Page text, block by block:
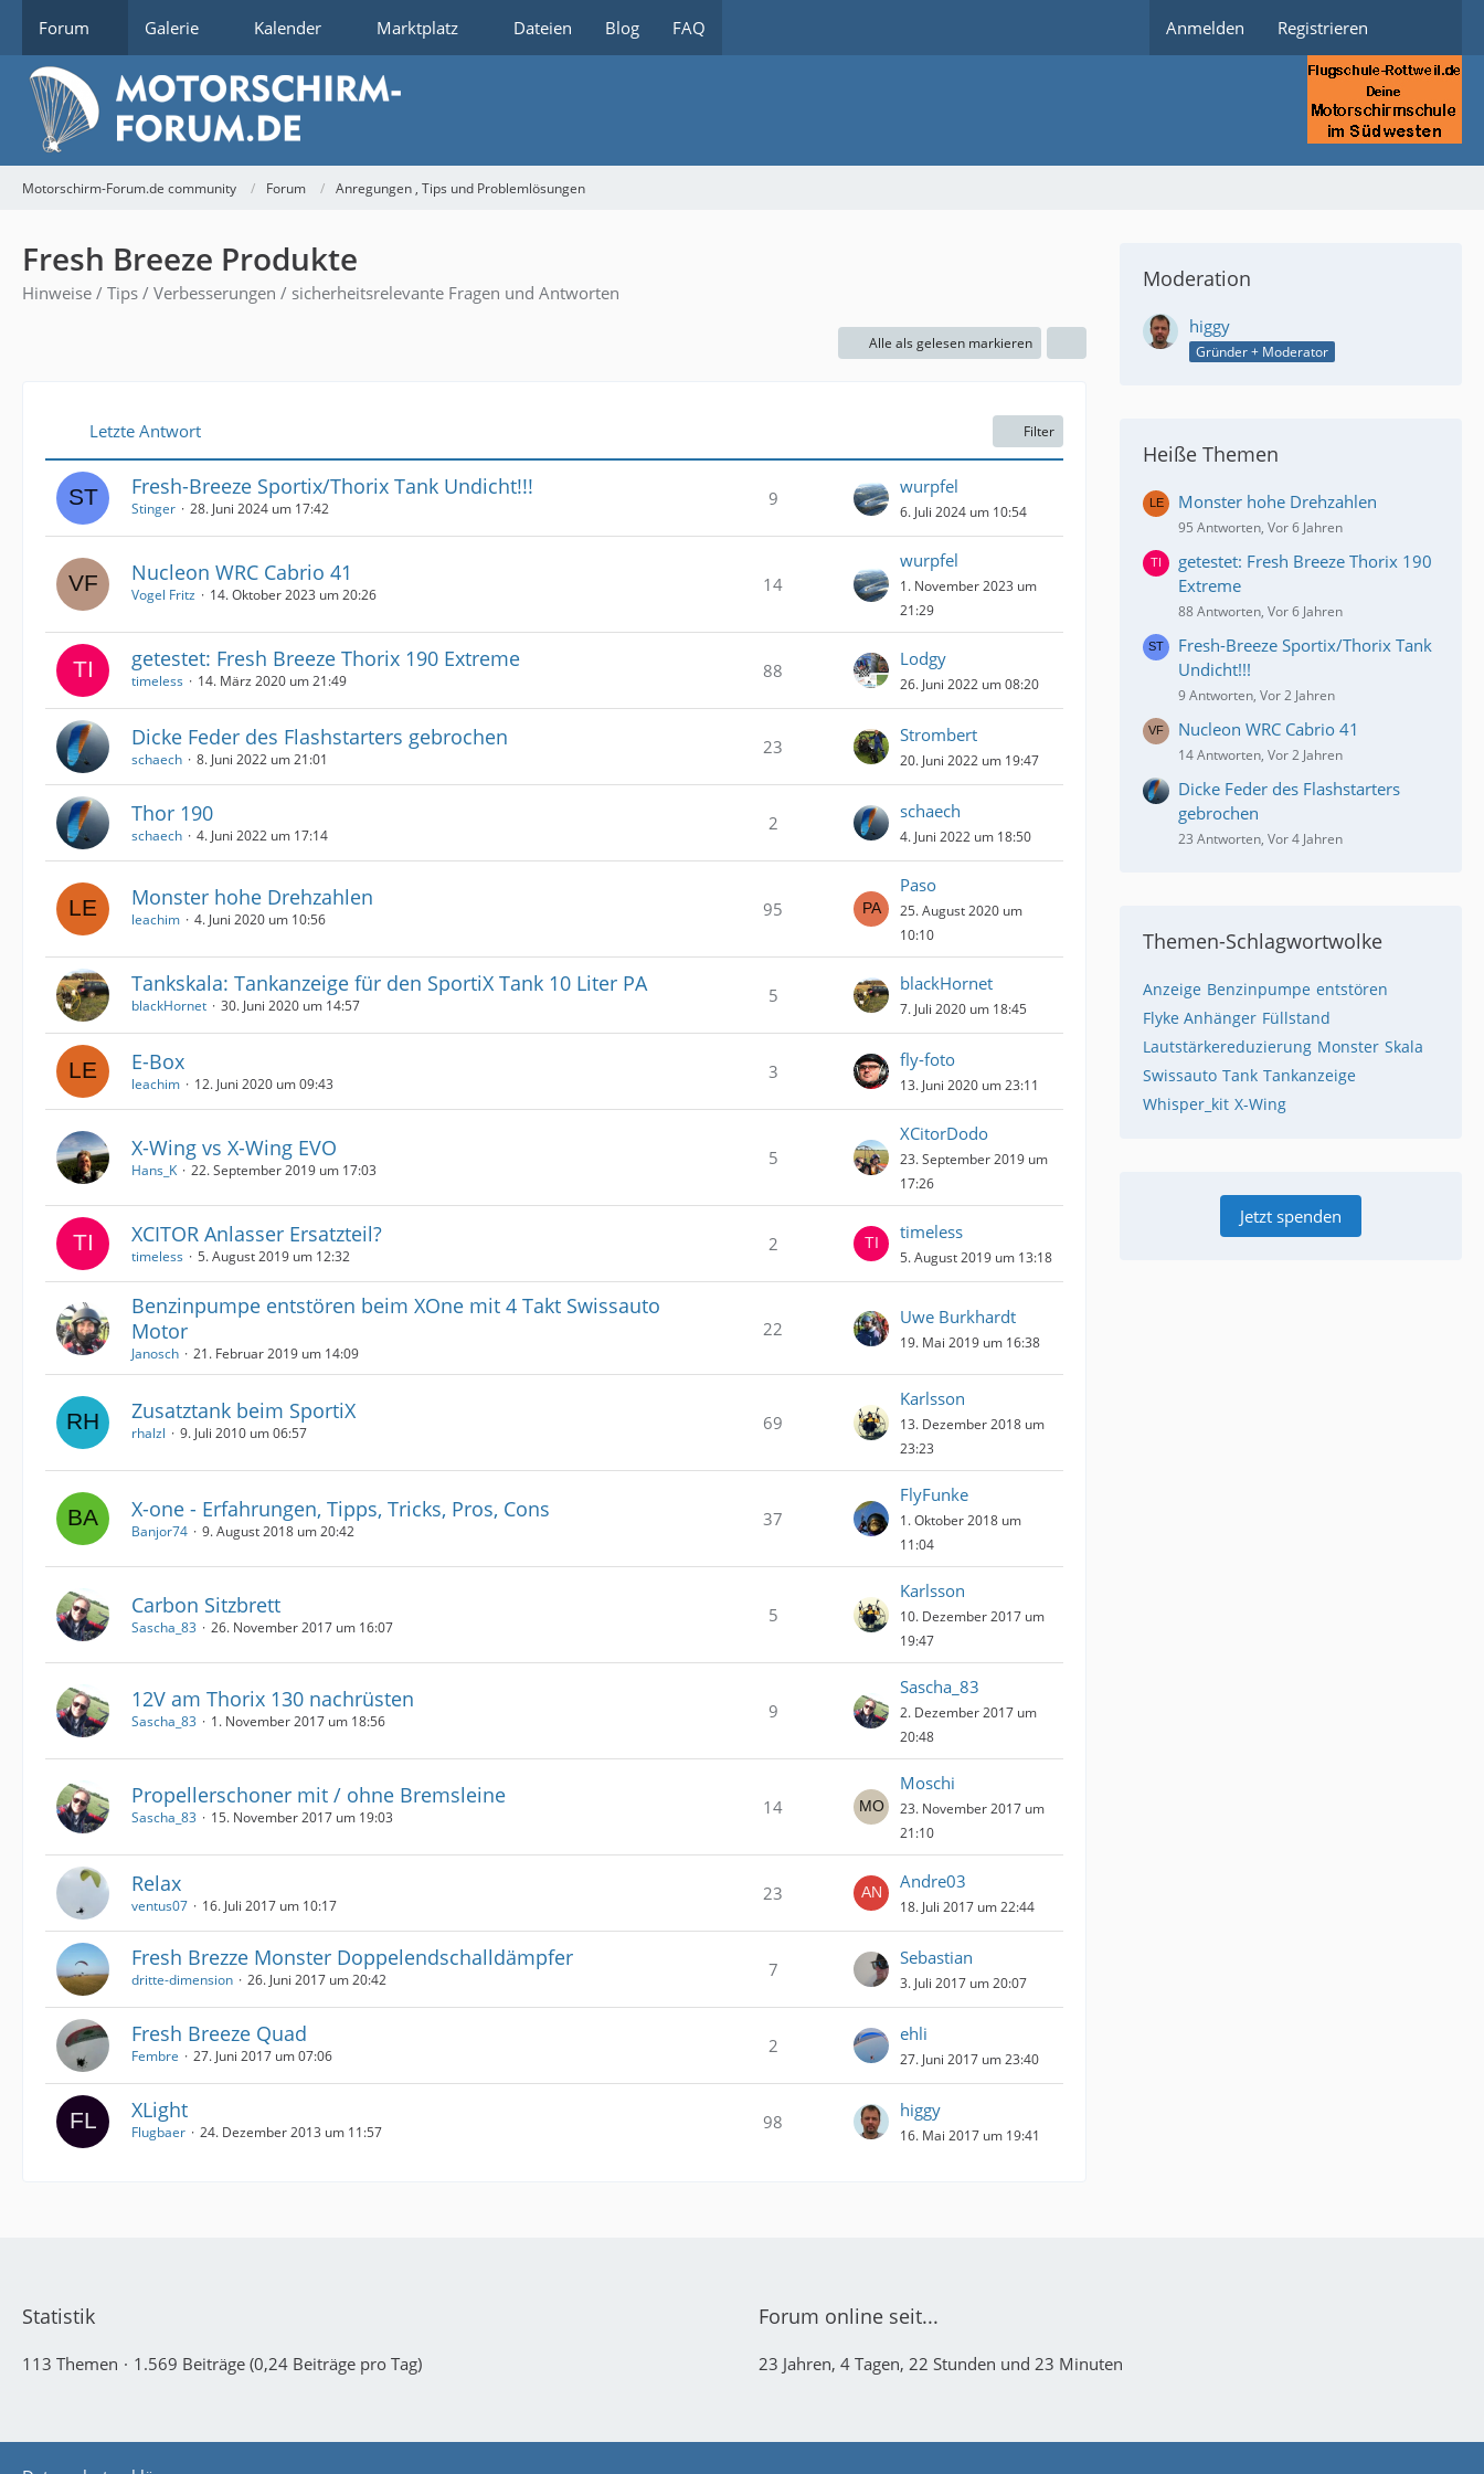
Forum Galerie Kalender Marktplatz Dateien Blog FAQ Anmelden Registrieren
Motorschirm-Forum.de community Forum Anregungen , Tips und Problemlösungen
Fresh Breeze Produkte
Hinweise / Tips / Verbesserungen / sicherheitsrelevante Fragen und Antworten
Alle als gelesen markieren
Letzte Antwort Filter
Fresh-Breeze Sportix/Thorix Tank Undicht!!!
Stinger 28. Juni 2024 um 17:42 9
wurpfel
6. Juli 2024 um 10:54
Nucleon WRC Cabrio 41
Vogel Fritz 14. Oktober 2023 um 20:26 14
wurpfel
1. November 2023 um
21:29
getestet: Fresh Breeze Thorix 190 Extreme
timeless 14. März 2020 um 21:49 88
Lodgy
26. Juni 2022 um 08:20
Dicke Feder des Flashstarters gebrochen
schaech 8. Juni 2022 um 21:01
23
Strombert
20. Juni 2022 um 19:47
Thor 190
schaech 4. Juni 2022 um 17:14
2
schaech
4. Juni 2022 um 18:50
Monster hohe Drehzahlen
leachim 4. Juni 2020 um 10:56 95
Paso
25. August 2020 um
10:10
Tankskala: Tankanzeige für den SportiX Tank 10 Liter PA
blackHornet 30. Juni 2020 um 14:57 5
blackHornet
7. Juli 2020 um 18:45
E-Box
leachim 12. Juni 2020 um 09:43
3
fly-foto
13. Juni 2020 um 23:11
X-Wing vs X-Wing EVO
Hans_K 22. September 2019 um 17:03
5
XCitorDodo
23. September 2019 um
17:26
XCITOR Anlasser Ersatzteil?
timeless 5. August 2019 um 12:32
2
timeless
5. August 2019 um 13:18
Benzinpumpe entstören beim XOne mit 4 Takt Swissauto
Motor
Janosch 21. Februar 2019 um 14:09
22
Uwe Burkhardt
19. Mai 2019 um 16:38
Zusatztank beim SportiX
rhalzl 9. Juli 2010 um 06:57 69
Karlsson
13. Dezember 2018 um
23:23
X-one - Erfahrungen, Tipps, Tricks, Pros, Cons
Banjor74 9. August 2018 um 20:42
37
FlyFunke
1. Oktober 2018 um
11:04
Carbon Sitzbrett
Sascha_83 26. November 2017 um 16:07
5
Karlsson
10. Dezember 2017 um
19:47
12V am Thorix 130 nachrüsten
Sascha_83 1. November 2017 um 18:56 9
Sascha_83
2. Dezember 2017 um
20:48
Propellerschoner mit / ohne Bremsleine
Sascha_83 15. November 2017 um 19:03 14
Moschi
23. November 2017 um
21:10
Relax
ventus07 16. Juli 2017 um 10:17
23
Andre03
18. Juli 2017 um 22:44
Fresh Brezze Monster Doppelendschalldämpfer
dritte-dimension 26. Juni 2017 um 20:42 7
Sebastian
3. Juli 2017 um 20:07
Fresh Breeze Quad
Fembre 27. Juni 2017 um 07:06 2
ehli
27. Juni 2017 um 23:40
XLight
Flugbaer 24. Dezember 2013 um 11:57 98
higgy
16. Mai 2017 um 19:41
Moderation
higgy
Gründer + Moderator
Heiße Themen
Monster hohe Drehzahlen
95 Antworten, Vor 6 Jahren
getestet: Fresh Breeze Thorix 190
Extreme
88 Antworten, Vor 6 Jahren
Fresh-Breeze Sportix/Thorix Tank
Undicht!!!
9 Antworten, Vor 2 Jahren
Nucleon WRC Cabrio 41
14 Antworten, Vor 2 Jahren
Dicke Feder des Flashstarters
gebrochen
23 Antworten, Vor 4 Jahren
Themen-Schlagwortwolke
Anzeige Benzinpumpe entstören
Flyke Anhänger Füllstand
Lautstärkereduzierung Monster Skala
Swissauto Tank Tankanzeige
Whisper_kit X-Wing
Jetzt spenden
Statistik
113 Themen 1.569 Beiträge (0,24 Beiträge pro Tag)
Forum online seit...
23 Jahren, 4 Tagen, 22 Stunden und 23 Minuten